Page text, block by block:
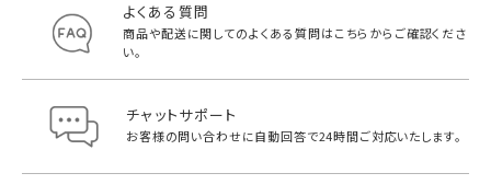
よくある質問
商品や配送に関してのよくある質問はこちらからご確認くださ
い。
チャットサポート
お客様の問い合わせに自動回答で24時間ご対応いたします。